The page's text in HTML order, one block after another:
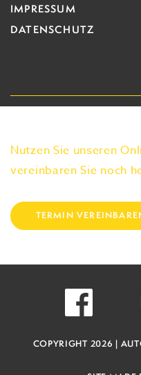
IMPRESSUM
DATENSCHUTZ
Nutzen Sie unseren
vereinbaren Sie noch
TERMIN
COPYRIGHT 2026 |